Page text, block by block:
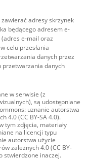
adresy skrzynek
będącego adresem e-
e-mail oraz
celu przesłania
danych przez
przetwarzania danych
w serwisie (z
są udostępniane
uznanie autorstwa
4.0 (CC BY-SA 4.0).
tym zdjęcia, materiały
na licencji typu
autorstwa użycie
zależnych 4.0 (CC BY-
stwierdzone inaczej.